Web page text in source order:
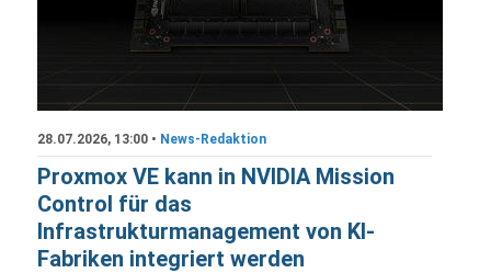
28.07.2026, 13:00 • News-Redaktion
Proxmox VE kann in NVIDIA Mission
Control für das
Infrastrukturmanagement von KI-
Fabriken integriert werden